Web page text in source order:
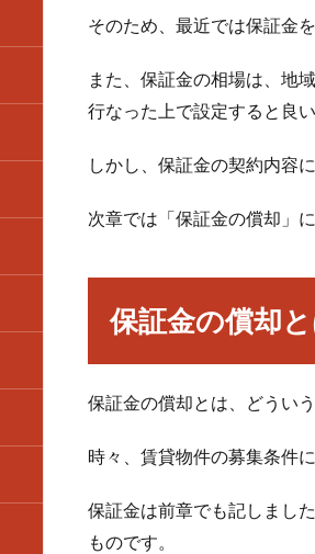
そのため、最近では保証金
また、保証金の相場は、地
行なった上で設定すると良い
しかし、保証金の契約内容
次章では「保証金の償却」
保証金の償却
保証金の償却とは、どうい
時々、賃貸物件の募集条件
保証金は前章でも記しまし
ものです。